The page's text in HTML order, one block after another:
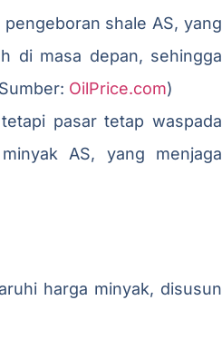
shale AS, yang
di masa depan, sehingga
OilPrice.com)
pasar tetap waspada
AS, yang menjaga
harga minyak, disusun